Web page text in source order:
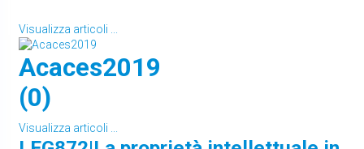
Visualizza articoli ...
Acaces2019
(0)
Visualizza articoli ...